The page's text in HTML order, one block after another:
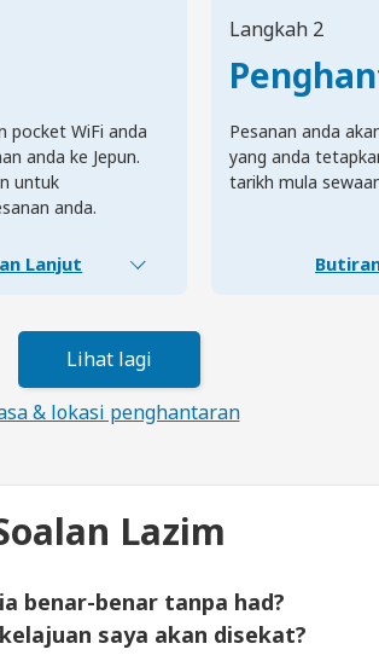
pocket WiFi anda
anda ke Jepun.
untuk
anda.
Lanjut
Langkah 2
Pesanan anda
yang anda
tarikh mula
Lihat lagi
& lokasi penghantaran
Lazim
benar-benar tanpa had?
saya akan disekat?